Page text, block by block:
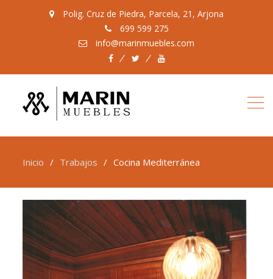
Polig. Cruz de Piedra, Parcela, 21, Arjona
699 599 275
info@marinmuebles.com
TwitterYoutube
Inicio Trabajos Cocina Mediterránea